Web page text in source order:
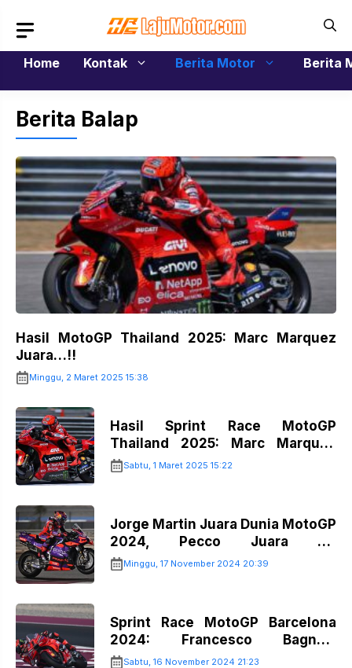
isi
Home
Kontak Berita Motor Berita
Berita Balap
Hasil MotoGP Thailand 2025: Marc Marquez
Juara…!!
Minggu, 2 Maret 2025 15:38
Hasil Sprint Race MotoGP
Thailand 2025: Marc Marquez
Juara…!!
Sabtu, 1 Maret 2025 15:22
Jorge Martin Juara Dunia MotoGP
2024, Pecco Juara GP
Barcelona…!!
Minggu, 17 November 2024 20:39
Sprint Race MotoGP Barcelona
2024: Francesco Bagnaia
Juara…!!
Sabtu, 16 November 2024 21:23